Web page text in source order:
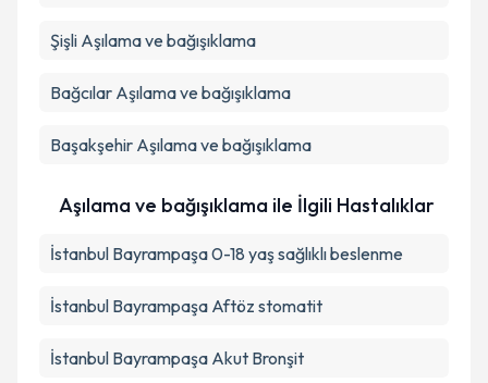
Şişli Aşılama ve bağışıklama
Bağcılar Aşılama ve bağışıklama
Başakşehir Aşılama ve bağışıklama
Aşılama ve bağışıklama ile İlgili Hastalıklar
İstanbul Bayrampaşa 0-18 yaş sağlıklı beslenme
İstanbul Bayrampaşa Aftöz stomatit
İstanbul Bayrampaşa Akut Bronşit